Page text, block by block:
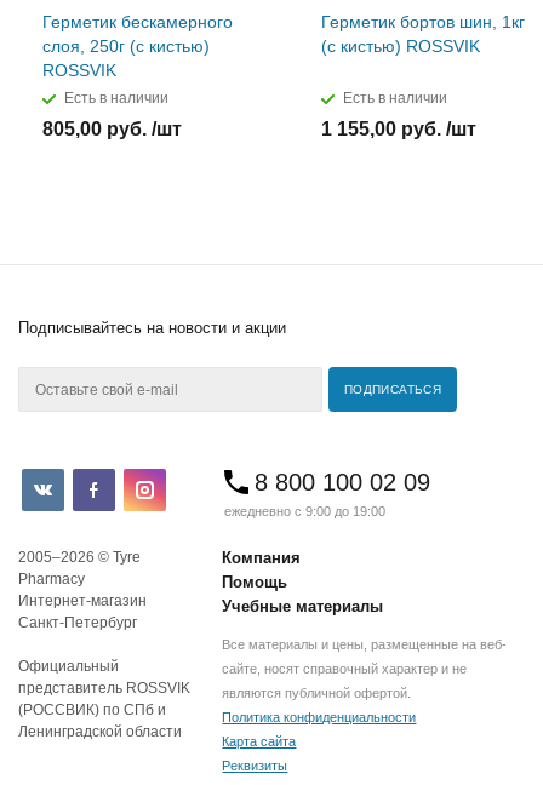
Герметик бескамерного
слоя, 250г (с кистью)
ROSSVIK
Есть в наличии
805,00 руб. /шт
Герметик бортов шин, 1кг
(с кистью) ROSSVIK
Есть в наличии
1 155,00 руб. /шт
Подписывайтесь на новости и акции
8 800 100 02 09
ежедневно с 9:00 до 19:00
2005–2026 © Tyre
Pharmacy
Интернет-магазин
Санкт-Петербург
Официальный
представитель ROSSVIK
(РОССВИК) по СПб и
Ленинградской области
Компания
Помощь
Учебные материалы
Все материалы и цены, размещенные на веб-
сайте, носят справочный характер и не
являются публичной офертой.
Политика конфиденциальности
Карта сайта
Реквизиты